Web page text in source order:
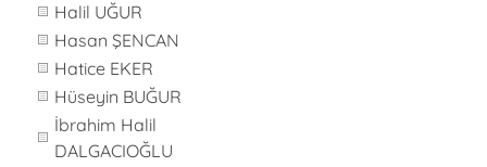
Halil UĞUR
Hasan ŞENCAN
Hatice EKER
Hüseyin BUĞUR
İbrahim Halil
DALGACIOĞLU